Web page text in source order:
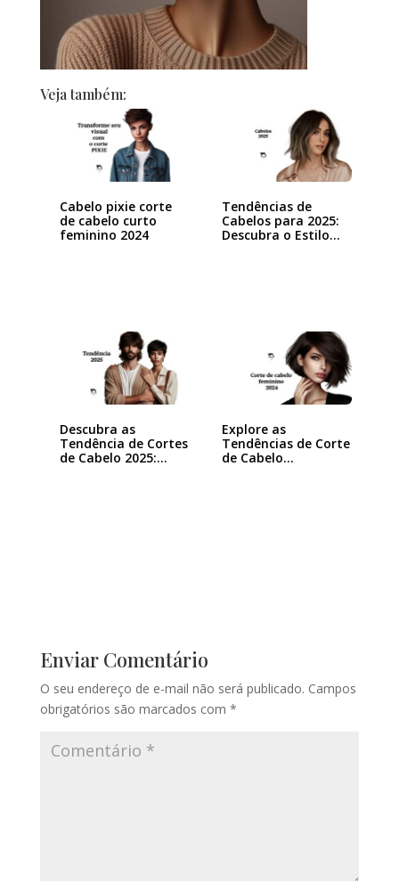
Veja também:
Cabelo pixie corte
de cabelo curto
feminino 2024
Tendências de
Cabelos para 2025:
Descubra o Estilo…
Descubra as
Tendência de Cortes
de Cabelo 2025:…
Explore as
Tendências de Corte
de Cabelo
Enviar Comentário
O seu endereço de e-mail não será publicado. Campos
obrigatórios são marcados com *